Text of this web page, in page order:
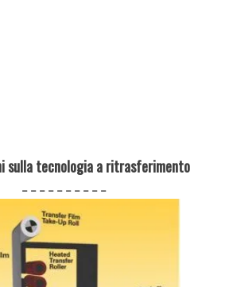
sulla tecnologia a ritrasferimento
– – – – – – – – – –